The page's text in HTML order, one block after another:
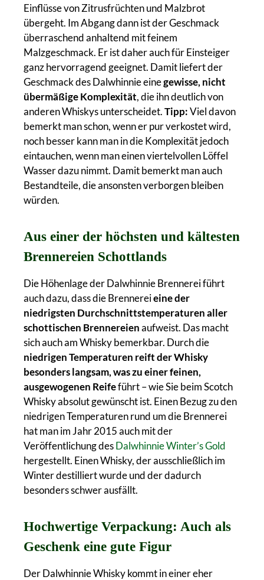
Einflüsse von Zitrusfrüchten und Malzbrot
übergeht. Im Abgang dann ist der Geschmack
überraschend anhaltend mit feinem
Malzgeschmack. Er ist daher auch für Einsteiger
ganz hervorragend geeignet. Damit liefert der
Geschmack des Dalwhinnie einegewisse, nicht
übermäßige Komplexität, die ihn deutlich von
anderen Whiskys unterscheidet.Tipp:Viel davon
bemerkt man schon, wenn er pur verkostet wird,
noch besser kann man in die Komplexität jedoch
eintauchen, wenn man einen viertelvollen Löffel
Wasser dazu nimmt. Damit bemerkt man auch
Bestandteile, die ansonsten verborgen bleiben
würden.
Aus einer der höchsten und kältesten
Brennereien Schottlands
Die Höhenlage der Dalwhinnie Brennerei führt
auch dazu, dass die Brennereieine der
niedrigsten Durchschnittstemperaturen aller
schottischen Brennereienaufweist. Das macht
sich auch am Whisky bemerkbar. Durch die
niedrigen Temperaturen reift der Whisky
besonders langsam, was zu einer feinen,
ausgewogenen Reifeführt – wie Sie beim Scotch
Whisky absolut gewünscht ist. Einen Bezug zu den
niedrigen Temperaturen rund um die Brennerei
hat man im Jahr 2015 auch mit der
Veröffentlichung desDalwhinnie Winter’s Gold
hergestellt. Einen Whisky, der ausschließlich im
Winter destilliert wurde und der dadurch
besonders schwer ausfällt.
Hochwertige Verpackung: Auch als
Geschenk eine gute Figur
Der Dalwhinnie Whisky kommt in einer eher